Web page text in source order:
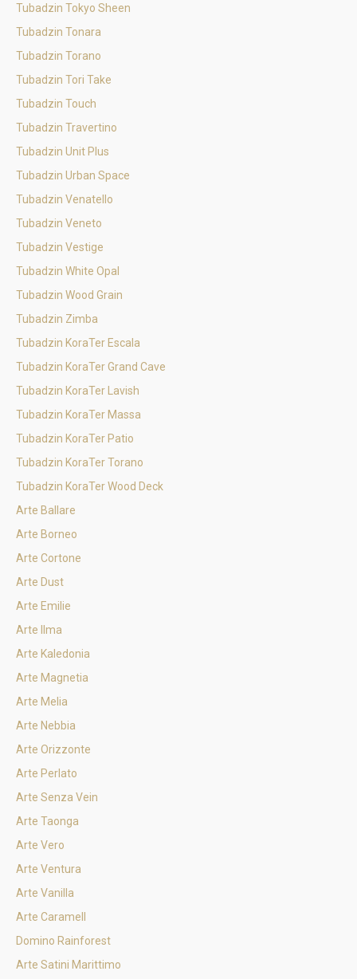
Tubadzin Tokyo Sheen
Tubadzin Tonara
Tubadzin Torano
Tubadzin Tori Take
Tubadzin Touch
Tubadzin Travertino
Tubadzin Unit Plus
Tubadzin Urban Space
Tubadzin Venatello
Tubadzin Veneto
Tubadzin Vestige
Tubadzin White Opal
Tubadzin Wood Grain
Tubadzin Zimba
Tubadzin KoraTer Escala
Tubadzin KoraTer Grand Cave
Tubadzin KoraTer Lavish
Tubadzin KoraTer Massa
Tubadzin KoraTer Patio
Tubadzin KoraTer Torano
Tubadzin KoraTer Wood Deck
Arte Ballare
Arte Borneo
Arte Cortone
Arte Dust
Arte Emilie
Arte Ilma
Arte Kaledonia
Arte Magnetia
Arte Melia
Arte Nebbia
Arte Orizzonte
Arte Perlato
Arte Senza Vein
Arte Taonga
Arte Vero
Arte Ventura
Arte Vanilla
Arte Caramell
Domino Rainforest
Arte Satini Marittimo